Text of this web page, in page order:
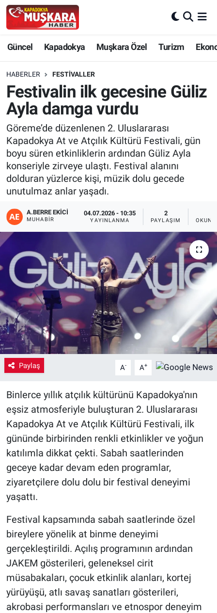
Güncel Kapadokya Muşkara Özel Turizm
HABERLER FESTIVALLER
Festivalin ilk gecesine Güliz
Ayla damga vurdu
Göreme’de düzenlenen 2. Uluslararası
Kapadokya At ve Atçılık Kültürü Festivali, gün
boyu süren etkinliklerin ardından Güliz Ayla
konseriyle zirveye ulaştı. Festival alanını
dolduran yüzlerce kişi, müzik dolu gecede
unutulmaz anlar yaşadı.
A.BERRE EKICI
MUHABIR
04.07.2026 - 10:35
YAYINLANMA
2
PAYLAŞIM
Paylaş A- A+
Binlerce yıllık atçılık kültürünü Kapadokya'nın
eşsiz atmosferiyle buluşturan 2. Uluslararası
Kapadokya At ve Atçılık Kültürü Festivali, ilk
gününde birbirinden renkli etkinlikler ve yoğun
katılımla dikkat çekti. Sabah saatlerinden
geceye kadar devam eden programlar,
ziyaretçilere dolu dolu bir festival deneyimi
yaşattı.
Festival kapsamında sabah saatlerinde özel
bireylere yönelik at binme deneyimi
gerçekleştirildi. Açılış programının ardından
JAKEM gösterileri, geleneksel cirit
müsabakaları, çocuk etkinlik alanları, kortej
yürüyüşü, atlı savaş sanatları gösterileri,
akrobasi performansları ve etnospor deneyim
Güncel
SEÇİM
Muşkara Özel
Ekonomi
Kapadokya
Turizm
Kültür - Sanat
Yaşam
VEFATLAR
Nevşehir Hava Durumu
Nevşehir Trafik Yoğunluk Haritası
Süper Lig Puan Durumu ve Fikstür
Tüm Manşetler
Son Dakika Haberleri
Haber Arşivi